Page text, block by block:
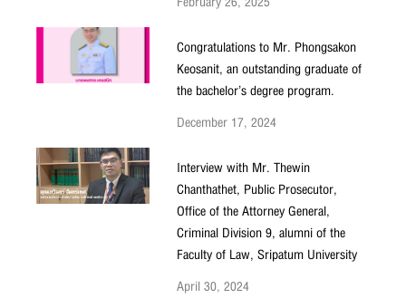
Congratulations to Mr. Phongsakon
Keosanit, an outstanding graduate of
the bachelor’s degree program.
December 17, 2024
Interview with Mr. Thewin
Chanthathet, Public Prosecutor,
Office of the Attorney General,
Criminal Division 9, alumni of the
Faculty of Law, Sripatum University
April 30, 2024